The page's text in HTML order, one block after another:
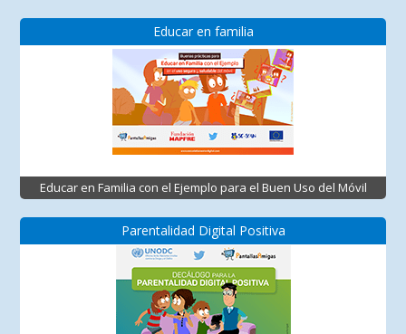
Educar en familia
Educar en Familia con el Ejemplo para el Buen Uso del Móvil
Parentalidad Digital Positiva